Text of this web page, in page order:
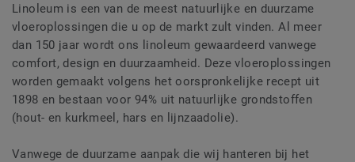
Linoleum is een van de meest natuurlijke en duurzame
vloeroplossingen die u op de markt zult vinden. Al meer
dan 150 jaar wordt ons linoleum gewaardeerd vanwege
comfort, design en duurzaamheid. Deze vloeroplossingen
worden gemaakt volgens het oorspronkelijke recept uit
1898 en bestaan voor 94% uit natuurlijke grondstoffen
(hout- en kurkmeel, hars en lijnzaadolie).
Vanwege de duurzame aanpak die wij hanteren bij het